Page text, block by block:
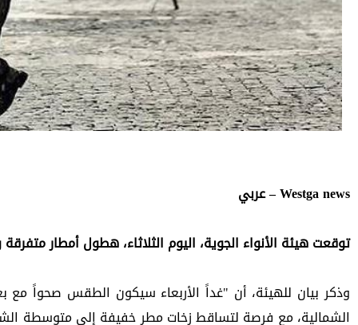
Westga news – عربي
توقعت هيئة الأنواء الجوية، اليوم الثلاثاء، هطول أمطار متفرقة